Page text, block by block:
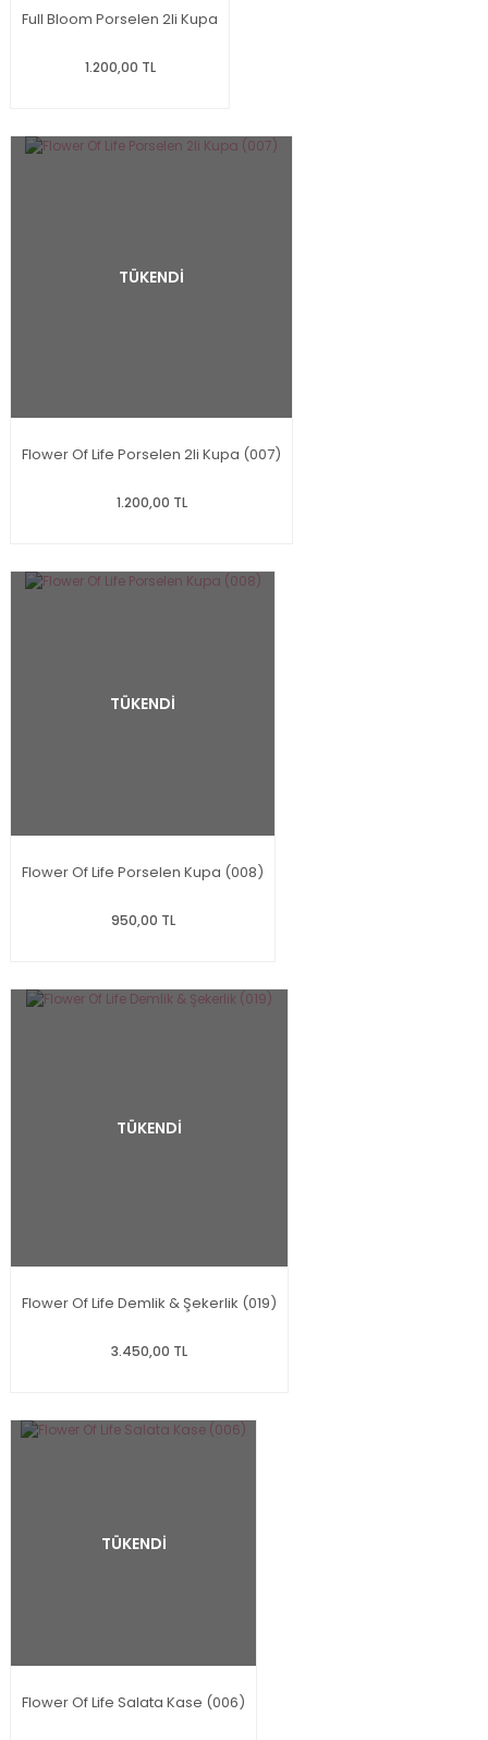
Full Bloom Porselen 2li Kupa
1.200,00 TL
TÜKENDİ
Flower Of Life Porselen 2li Kupa (007)
1.200,00 TL
TÜKENDİ
Flower Of Life Porselen Kupa (008)
950,00 TL
TÜKENDİ
Flower Of Life Demlik & Şekerlik (019)
3.450,00 TL
TÜKENDİ
Flower Of Life Salata Kase (006)